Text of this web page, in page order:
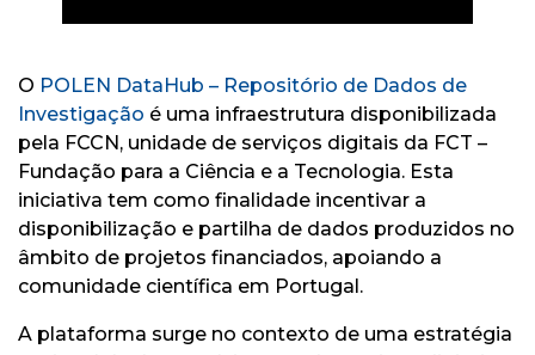
O POLEN DataHub – Repositório de Dados de
Investigação é uma infraestrutura disponibilizada
pela FCCN, unidade de serviços digitais da FCT –
Fundação para a Ciência e a Tecnologia. Esta
iniciativa tem como finalidade incentivar a
disponibilização e partilha de dados produzidos no
âmbito de projetos financiados, apoiando a
comunidade científica em Portugal.
A plataforma surge no contexto de uma estratégia